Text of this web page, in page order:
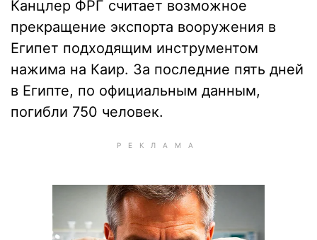
Канцлер ФРГ считает возможное
прекращение экспорта вооружения в
Египет подходящим инструментом
нажима на Каир. За последние пять дней
в Египте, по официальным данным,
погибли 750 человек.